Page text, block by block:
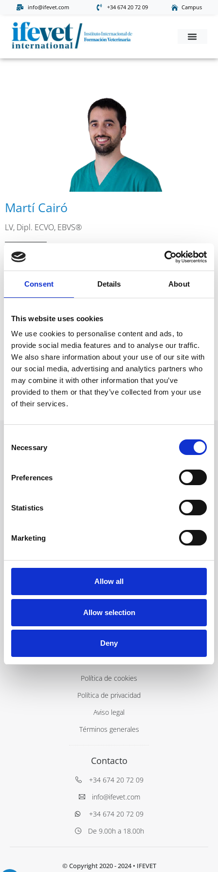
Consent Details About
This website uses cookies
We use cookies to personalise content and ads, to
provide social media features and to analyse our traffic.
We also share information about your use of our site with
our social media, advertising and analytics partners who
may combine it with other information that you’ve
provided to them or that they’ve collected from your use
of their services.
Selection
Necessary
Preferences
Statistics
Marketing
Allow all
Allow selection
Deny
info@ifevet.com +34 674 20 72 09 Campus
Martí Cairó
LV, Dipl. ECVO, EBVS®
Martí se licenció en Veterinaria por la Universidad Autónoma de
UAB (2012-2013). Tras una etapa trabajando de veterinario de
urgencias en Barcelona y visitando distintos hospitales de Nueva
Ophthalmologists en el HCV-UAB (2014-2017) y se diplomó en
dicha especialidad el año 2019. Ha realizado diversas publicaciones
y presentaciones en revistas y congresos internacionales.
Actualmente trabaja en el Hospital Veterinari Canis de Girona.
de conocimientos y habilidades veterinarias permitiéndote
Postgrados Veterinarios
Cursos ATV
Plataforma ifevet streaming
Aviso legal
Política de cookies
Política de privacidad
Aviso legal
Términos generales
Contacto
+34 674 20 72 09
info@ifevet.com
+34 674 20 72 09
De 9.00h a 18.00h
© Copyright 2020 - 2024• IFEVET